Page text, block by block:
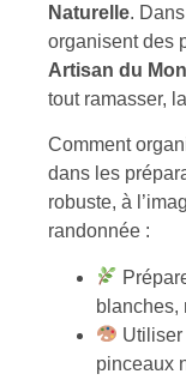
Naturelle.
organisent des
Artisan du
tout ramasser,
Comment
dans les
robuste, à
randonnée :
blanches,
pinceaux